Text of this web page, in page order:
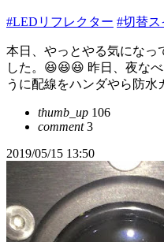
#LEDリフレクター #切替ス
本日、やっとやる気になっ
した。😆😆😆 昨日、夜な
うに配線をハンダやら防水
thumb_up 106
comment3
2019/05/15 13:50